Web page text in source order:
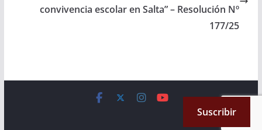
convivencia escolar en Salta” – Resolución Nº
177/25
. All rights reserved.
by ThemeGrill. Powered byWordPress.
Suscribir